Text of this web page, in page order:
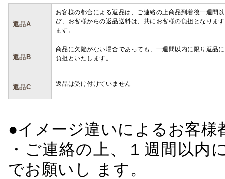
返品A
お客様の都合による返品は、ご連絡の上商品到着後一週間
び、お客様からの返品送料は、共にお客様の負担となりま
ます。
返品B
商品に欠陥がない場合であっても、一週間以内に限り返品
負担といたします。
返品C 返品は受け付けていません
●イメージ違いによるお客
・ご連絡の上、１週間以
でお願いし ます。